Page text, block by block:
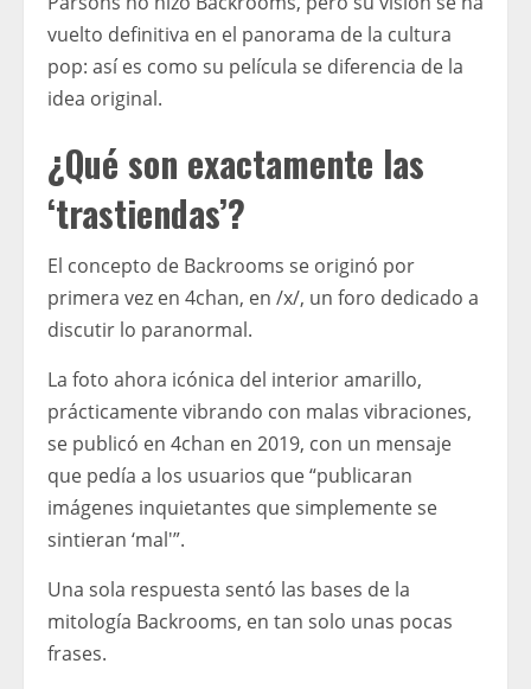
vuelto definitiva en el panorama de la cultura
pop: así es como su película se diferencia de la
idea original.
¿Qué son exactamente las
‘trastiendas’?
El concepto de Backrooms se originó por
primera vez en 4chan, en /x/, un foro dedicado a
discutir lo paranormal.
La foto ahora icónica del interior amarillo,
prácticamente vibrando con malas vibraciones,
se publicó en 4chan en 2019, con un mensaje
que pedía a los usuarios que “publicaran
imágenes inquietantes que simplemente se
sintieran ‘mal'”.
Una sola respuesta sentó las bases de la
mitología Backrooms, en tan solo unas pocas
frases.